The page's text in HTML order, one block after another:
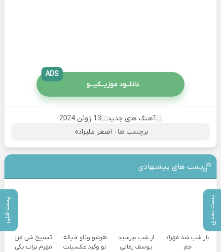
پست بعدی پست قبلی
دانلــود موزیــکیـــو
ADS
آهنگ های جدید
13 ژوئن 2024
برچسب ها : اصغر علیزاده
پست های پیشنهادی
باز شب شد مهراد
جم
از شب بپرسید
یوسف زمانی
هرشو وناو خیاله
تو وگرد عکسیلت
تسبیح شی من
مهرم برات بگی